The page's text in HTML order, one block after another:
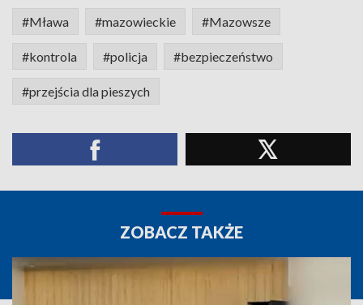
#Mława #mazowieckie #Mazowsze
#kontrola #policja #bezpieczeństwo
#przejścia dla pieszych
ZOBACZ TAKŻE